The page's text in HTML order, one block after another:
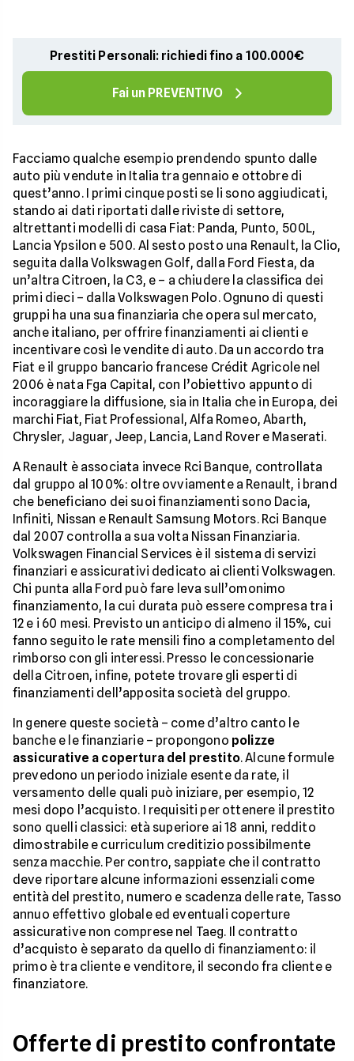
Prestiti Personali: richiedi fino a 100.000€
Fai un PREVENTIVO
Facciamo qualche esempio prendendo spunto dalle
auto più vendute in Italia tra gennaio e ottobre di
quest’anno. I primi cinque posti se li sono aggiudicati,
stando ai dati riportati dalle riviste di settore,
altrettanti modelli di casa Fiat: Panda, Punto, 500L,
Lancia Ypsilon e 500. Al sesto posto una Renault, la Clio,
seguita dalla Volkswagen Golf, dalla Ford Fiesta, da
un’altra Citroen, la C3, e – a chiudere la classifica dei
primi dieci – dalla Volkswagen Polo. Ognuno di questi
gruppi ha una sua finanziaria che opera sul mercato,
anche italiano, per offrire finanziamenti ai clienti e
incentivare così le vendite di auto. Da un accordo tra
Fiat e il gruppo bancario francese Crédit Agricole nel
2006 è nata Fga Capital, con l’obiettivo appunto di
incoraggiare la diffusione, sia in Italia che in Europa, dei
marchi Fiat, Fiat Professional, Alfa Romeo, Abarth,
Chrysler, Jaguar, Jeep, Lancia, Land Rover e Maserati.
A Renault è associata invece Rci Banque, controllata
dal gruppo al 100%: oltre ovviamente a Renault, i brand
che beneficiano dei suoi finanziamenti sono Dacia,
Infiniti, Nissan e Renault Samsung Motors. Rci Banque
dal 2007 controlla a sua volta Nissan Finanziaria.
Volkswagen Financial Services è il sistema di servizi
finanziari e assicurativi dedicato ai clienti Volkswagen.
Chi punta alla Ford può fare leva sull’omonimo
finanziamento, la cui durata può essere compresa tra i
12 e i 60 mesi. Previsto un anticipo di almeno il 15%, cui
fanno seguito le rate mensili fino a completamento del
rimborso con gli interessi. Presso le concessionarie
della Citroen, infine, potete trovare gli esperti di
finanziamenti dell’apposita società del gruppo.
In genere queste società – come d’altro canto le
banche e le finanziarie – propongono polizze
assicurative a copertura del prestito. Alcune formule
prevedono un periodo iniziale esente da rate, il
versamento delle quali può iniziare, per esempio, 12
mesi dopo l’acquisto. I requisiti per ottenere il prestito
sono quelli classici: età superiore ai 18 anni, reddito
dimostrabile e curriculum creditizio possibilmente
senza macchie. Per contro, sappiate che il contratto
deve riportare alcune informazioni essenziali come
entità del prestito, numero e scadenza delle rate, Tasso
annuo effettivo globale ed eventuali coperture
assicurative non comprese nel Taeg. Il contratto
d’acquisto è separato da quello di finanziamento: il
primo è tra cliente e venditore, il secondo fra cliente e
finanziatore.
Offerte di prestito confrontate